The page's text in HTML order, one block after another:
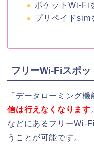
ポケットWi-Fi
プリペイドsim
フリーWi-Fiスポッ
「データローミング機
信は行えなくなります
などにあるフリーWi-
うことが可能です。